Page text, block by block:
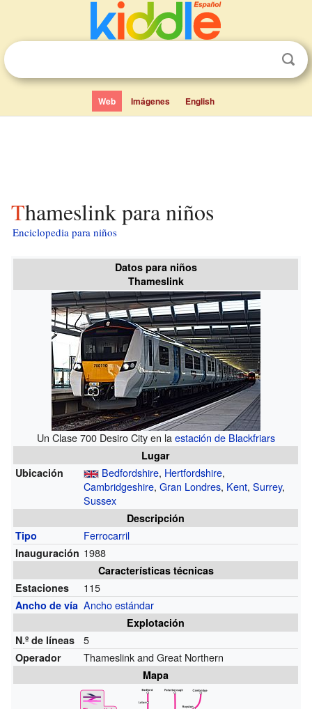
Web Imágenes English
Thameslink para niños
Enciclopedia para niños
Datos para niños
Thameslink
Un Clase 700 Desiro City en laestación de Blackfriars
Lugar
Ubicación
Bedfordshire, Hertfordshire,
Cambridgeshire,Gran Londres, Kent,Surrey,
Sussex
Descripción
Tipo
Ferrocarril
Inauguración 1988
Características técnicas
Estaciones
115
Ancho de vía Ancho estándar
Explotación
N.º de líneas
5
Operador Thameslink and Great Northern
Mapa